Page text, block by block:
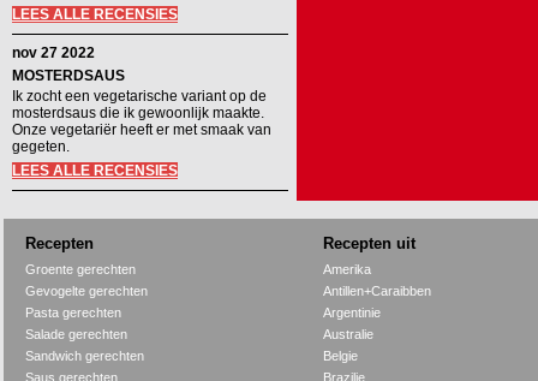
LEES ALLE RECENSIES
nov 27 2022
MOSTERDSAUS
Ik zocht een vegetarische variant op de
mosterdsaus die ik gewoonlijk maakte.
Onze vegetariër heeft er met smaak van
gegeten.
LEES ALLE RECENSIES
Recepten Recepten uit
Groente gerechten
Gevogelte gerechten
Pasta gerechten
Salade gerechten
Sandwich gerechten
Saus gerechten
Amerika
Antillen+Caraibben
Argentinie
Australie
Belgie
Brazilie